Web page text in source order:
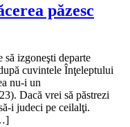
păzesc
să izgoneşti departe
cuvintele Înţeleptului
nu-i un
Dacă vrei să păstrezi
i judeci pe ceilalţi.